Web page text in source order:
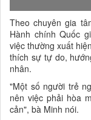
Theo chuyên gia
Hành chính Quốc
việc thường xuất
thích sự tự do,
nhân.
"Một số người trẻ
nên việc phải hòa
cản", bà Minh nói.